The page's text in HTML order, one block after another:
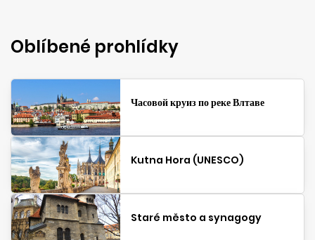
Oblíbené prohlídky
Часовой круиз по реке Влтаве
Kutna Hora (UNESCO)
Staré město a synagogy